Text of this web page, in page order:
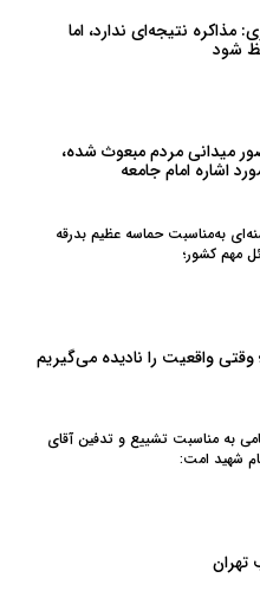
مذاکره نتیجه‌ای ندارد، اما
شود
میدانی مردم مبعوث شده،
اشاره امام جامعه
به‌مناسبت حماسه عظیم بدرقه
مهم کشور؛
وقتی واقعیت را نادیده می‌گیریم
به‌ مناسبت تشییع و تدفین آقای
شهید امت:
تهران